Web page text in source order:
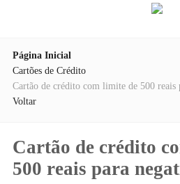
Página Inicial
Cartões de Crédito
Cartão de crédito com limite de 500 reais
Voltar
Cartão de crédito
500 reais para